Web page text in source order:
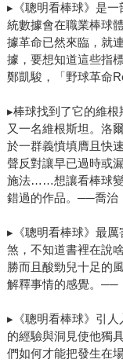
責用資料與模型協
這幾年也正逐漸往
析，甚至球隊內部的
影子。 因此我把《聰明看棒球》放在這份書單的最後。因
而只是提供另一種
同的角度去重新審
細節，這真的很有
大家會喜歡這幾本
革命營運長 鄭凱駿 台灣棒球進階數據平台「野球革命」共
同創辦人。原本只
趣變成了工作，甚
關注棒球數據、運
發現：棒球除了熱血
▸《聰明看棒球》是
統數據會在職業棒球
據革命已然來臨，就
據，要想知道這些指
鄭凱駿，「野球革命
▸棒球找到了它的維
又一名維根斯坦。洛
於一群義憤填膺且快
聲反對讓早已過時或
施法……想讓看棒球變
錯過的作品。──喬治
▸《聰明看棒球》最
煞，不知道書裡在說
勝而且酸勁兒十足的
解釋事情的感覺。──
▸《聰明看棒球》引
的經驗與洞見使他獨
們如何才能把發生在